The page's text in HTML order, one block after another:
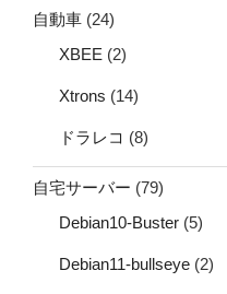
自動車 (24)
XBEE (2)
Xtrons (14)
ドラレコ (8)
自宅サーバー (79)
Debian10-Buster (5)
Debian11-bullseye (2)